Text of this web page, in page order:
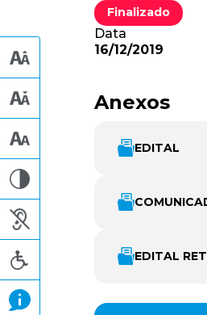
Finalizado
Data
16/12/2019
Anexos
EDITAL
EDITAL